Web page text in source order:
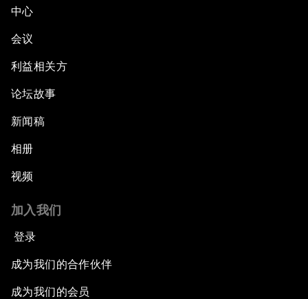
中心
会议
利益相关方
论坛故事
新闻稿
相册
视频
加入我们
登录
成为我们的合作伙伴
成为我们的会员